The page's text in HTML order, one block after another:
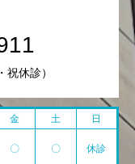
休診）
金 土
日
〇 〇 休診